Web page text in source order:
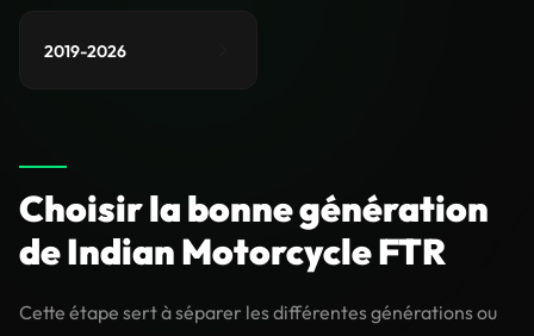
2019-2026
Choisir la bonne génération
de Indian Motorcycle FTR
Cette étape sert à séparer les différentes générations ou